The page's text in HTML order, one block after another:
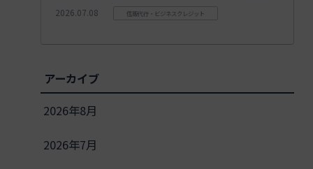
2026.07.08 信販代行・ビジネスクレジット
アーカイブ
2026年8月
2026年7月